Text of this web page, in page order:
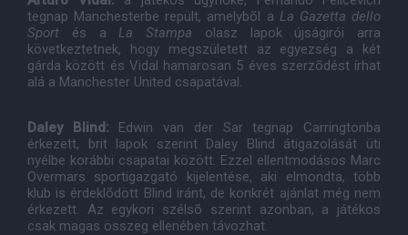
tegnap Manchesterbe repült, amelybõl a La Gazetta dello
Sport és a La Stampa olasz lapok újságirói arra
következtetnek, hogy megszületett az egyezség a két
gárda között és Vidal hamarosan 5 éves szerzõdést írhat
alá a Manchester United csapatával.
Daley Blind: Edwin van der Sar tegnap Carringtonba
érkezett, brit lapok szerint Daley Blind átigazolását üti
nyélbe korábbi csapatai között. Ezzel ellentmodásos Marc
Overmars sportigazgató kijelentése, aki elmondta, több
klub is érdeklõdött Blind iránt, de konkrét ajánlat még nem
érkezett. Az egykori szélsõ szerint azonban, a játékos
csak magas összeg ellenében távozhat.